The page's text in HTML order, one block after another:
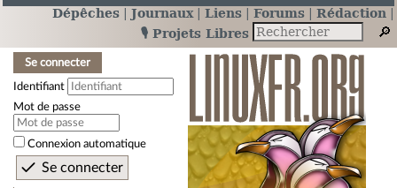
Dépêches Journaux Liens Forums
Rédaction
🎙️ Projets Libres
Se connecter
Identifiant
Mot de passe
Connexion automatique